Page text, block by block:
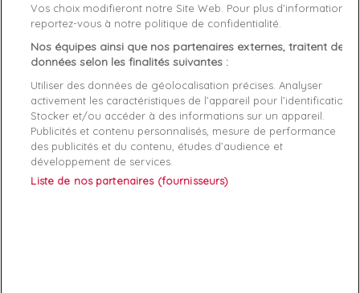
Genre Homme
Fermeture Lacets
Rayon Chaussure
Démarque 25 %
Semelle
intérieure
Textile
Vos choix modifieront notre Site Web. Pour plus d’informations,
reportez-vous à notre politique de confidentialité.
Nos équipes ainsi que nos partenaires externes, traitent des
données selon les finalités suivantes :
Utiliser des données de géolocalisation précises. Analyser
activement les caractéristiques de l’appareil pour l’identification.
Stocker et/ou accéder à des informations sur un appareil.
Publicités et contenu personnalisés, mesure de performance
des publicités et du contenu, études d’audience et
développement de services.
Liste de nos partenaires (fournisseurs)